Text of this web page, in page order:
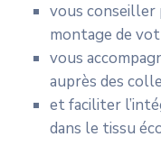
vous conseiller
montage de
vous
auprès des
et faciliter
dans le tissu